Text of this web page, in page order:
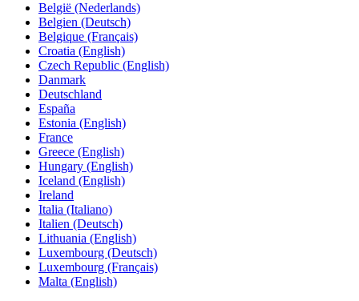
België (Nederlands)
Belgien (Deutsch)
Belgique (Français)
Croatia (English)
Czech Republic (English)
Danmark
Deutschland
España
Estonia (English)
France
Greece (English)
Hungary (English)
Iceland (English)
Ireland
Italia (Italiano)
Italien (Deutsch)
Lithuania (English)
Luxembourg (Deutsch)
Luxembourg (Français)
Malta (English)